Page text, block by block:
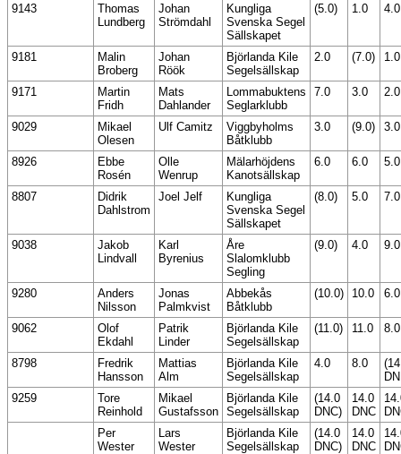
9143
Thomas
Lundberg
Johan
Strömdahl
Kungliga
Svenska Segel
Sällskapet
(5.0) 1.0 4.0
9181
Malin
Broberg
Johan
Röök
Björlanda Kile
Segelsällskap
2.0 (7.0) 1.0
9171
Martin
Fridh
Mats
Dahlander
Lommabuktens
Seglarklubb
7.0 3.0 2.0
9029
Mikael
Olesen
Ulf Camitz
Viggbyholms
Båtklubb
3.0 (9.0) 3.0
8926
Ebbe
Rosén
Olle
Wenrup
Mälarhöjdens
Kanotsällskap
6.0 6.0 5.0
8807
Didrik
Dahlstrom
Joel Jelf
Kungliga
Svenska Segel
Sällskapet
(8.0) 5.0 7.0
9038
Jakob
Lindvall
Karl
Byrenius
Åre
Slalomklubb
Segling
(9.0) 4.0 9.0
9280
Anders
Nilsson
Jonas
Palmkvist
Abbekås
Båtklubb
(10.0) 10.0 6.0
9062
Olof
Ekdahl
Patrik
Linder
Björlanda Kile
Segelsällskap
(11.0) 11.0 8.0
8798
Fredrik
Hansson
Mattias
Alm
Björlanda Kile
Segelsällskap
4.0 8.0
9259
Tore
Reinhold
Mikael
Gustafsson
Björlanda Kile
Segelsällskap
(14.0
DNC)
14.0
DNC
Per
Wester
Lars
Wester
Björlanda Kile
Segelsällskap
(14.0
DNC)
14.0
DNC